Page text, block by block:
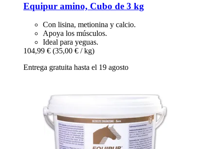
Equipur amino, Cubo de 3 kg
Con lisina, metionina y calcio.
Apoya los músculos.
Ideal para yeguas.
104,99 € (35,00 € / kg)
Entrega gratuita hasta el 19 agosto